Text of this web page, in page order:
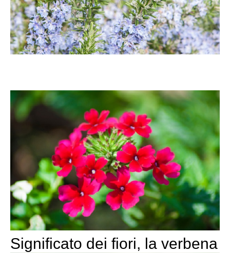
Significato dei fiori, la verbena